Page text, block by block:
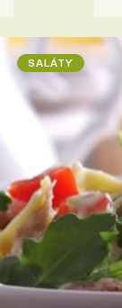
SALÁTY